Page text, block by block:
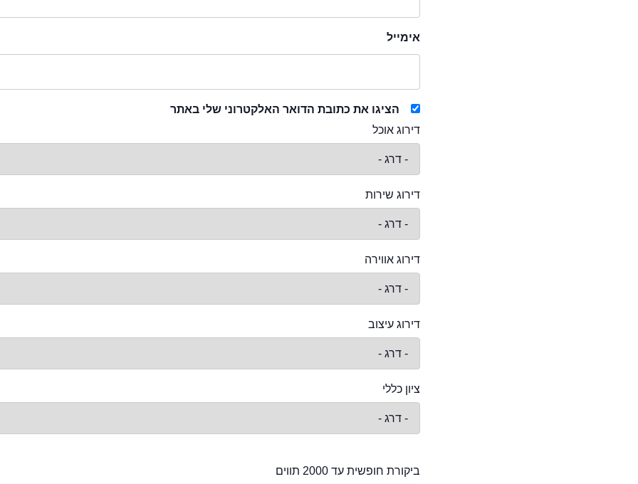
אימייל
הציגו את כתובת הדואר האלקטרוני שלי באתר
דירוג אוכל
דירוג שירות
דירוג אווירה
דירוג עיצוב
ציון כללי
ביקורת חופשית עד 2000 תווים